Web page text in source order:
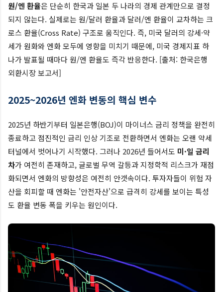
원/엔 환율은 단순히 한국과 일본 두 나라의 경제 관계만으로 결정
되지 않는다. 실제로는 원/달러 환율과 달러/엔 환율이 교차하는 크
로스 환율(Cross Rate) 구조로 움직인다. 즉, 미국 달러의 강세·약
세가 원화와 엔화 모두에 영향을 미치기 때문에, 미국 경제지표 하
나가 발표될 때마다 원/엔 환율도 즉각 반응한다. [출처: 한국은행
외환시장 보고서]
2025~2026년 엔화 변동의 핵심 변수
2025년 하반기부터 일본은행(BOJ)이 마이너스 금리 정책을 완전히
종료하고 점진적인 금리 인상 기조로 전환하면서 엔화는 오랜 약세
터널에서 벗어나기 시작했다. 그러나 2026년 들어서도 미·일 금리
차가 여전히 존재하고, 글로벌 무역 갈등과 지정학적 리스크가 재점
화되면서 엔화의 방향성은 여전히 안갯속이다. 투자자들이 위험 자
산을 회피할 때 엔화는 '안전자산'으로 급격히 강세를 보이는 특성
도 환율 변동 폭을 키우는 원인이다.